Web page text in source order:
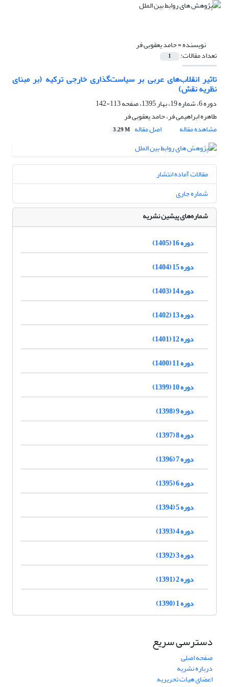
نویسنده =حامد یعقوبی فر
تعداد مقالات: 1
تاثیر انقلاب‌های عربی بر سیاست‌گذاری خارجی ترکیه (بر مبنای
نظریه نقش)
دوره 6، شماره 19، بهار 1395، صفحه
113-142
طاهره ابراهیمی فر، حامد یعقوبی فر
مشاهده مقاله
اصل مقاله 3.29 M
مقالات آماده انتشار
شماره جاری
شماره‌های پیشین نشریه
دوره 16 (1405)
دوره 15 (1404)
دوره 14 (1403)
دوره 13 (1402)
دوره 12 (1401)
دوره 11 (1400)
دوره 10 (1399)
دوره 9 (1398)
دوره 8 (1397)
دوره 7 (1396)
دوره 6 (1395)
دوره 5 (1394)
دوره 4 (1393)
دوره 3 (1392)
دوره 2 (1391)
دوره 1 (1390)
دسترسی سریع
صفحه اصلی
درباره نشریه
اعضای هیات تحریریه